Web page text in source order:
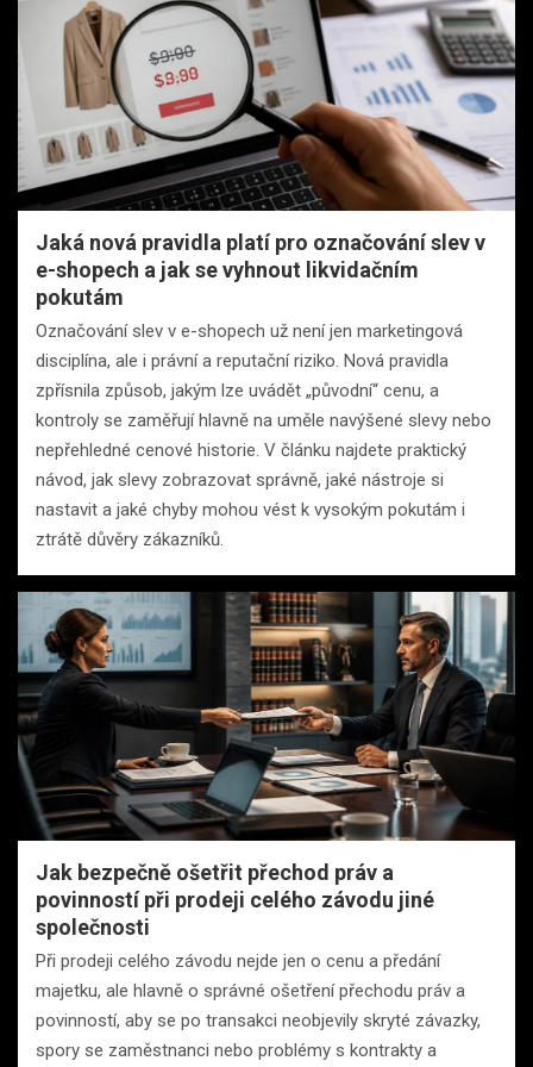
Jaká nová pravidla platí pro označování slev v
e-shopech a jak se vyhnout likvidačním
pokutám
Označování slev v e-shopech už není jen marketingová
disciplína, ale i právní a reputační riziko. Nová pravidla
zpřísnila způsob, jakým lze uvádět „původní“ cenu, a
kontroly se zaměřují hlavně na uměle navýšené slevy nebo
nepřehledné cenové historie. V článku najdete praktický
návod, jak slevy zobrazovat správně, jaké nástroje si
nastavit a jaké chyby mohou vést k vysokým pokutám i
ztrátě důvěry zákazníků.
Jak bezpečně ošetřit přechod práv a
povinností při prodeji celého závodu jiné
společnosti
Při prodeji celého závodu nejde jen o cenu a předání
majetku, ale hlavně o správné ošetření přechodu práv a
povinností, aby se po transakci neobjevily skryté závazky,
spory se zaměstnanci nebo problémy s kontrakty a